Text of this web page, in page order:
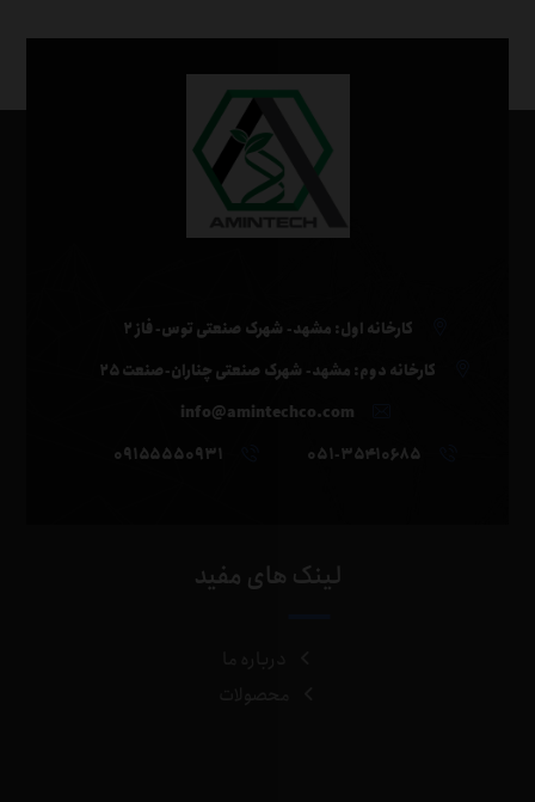
کارخانه اول: مشهد- شهرک صنعتی توس- فاز ۲
کارخانه دوم: مشهد- شهرک صنعتی چناران-صنعت ۲۵
info@amintechco.com
۰۵۱-۳۵۴۱۰۶۸۵
۰۹۱۵۵۵۵۰۹۳۱
لینک های مفید